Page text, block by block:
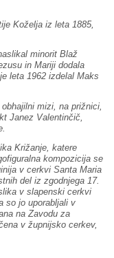
Koželja iz leta 1885,
minorit Blaž
in Mariji dodala
leta 1962 izdelal Maks
mizi, na prižnici,
Janez Valentinčič,
Križanje, katere
kompozicija se
v cerkvi Santa Maria
del iz zgodnjega 17.
v slapenski cerkvi
so jo uporabljali v
na Zavodu za
v župnijsko cerkev,